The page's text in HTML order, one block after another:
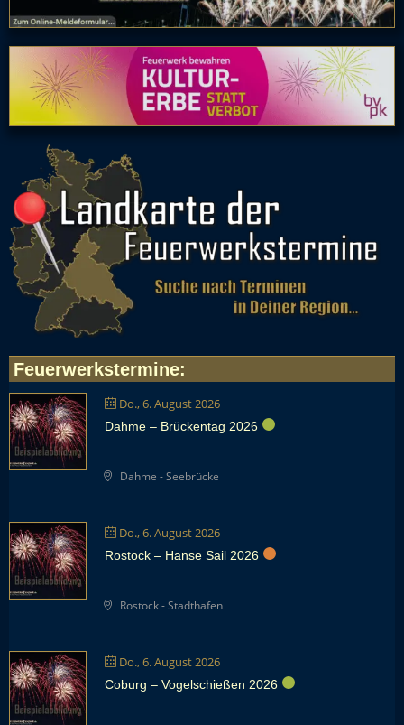
Feuerwerkstermine:
Do., 6. August 2026
Dahme – Brückentag 2026
Dahme - Seebrücke
Do., 6. August 2026
Rostock – Hanse Sail 2026
Rostock - Stadthafen
Do., 6. August 2026
Coburg – Vogelschießen 2026